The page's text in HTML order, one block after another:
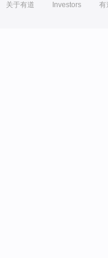
关于有道 Investors 有